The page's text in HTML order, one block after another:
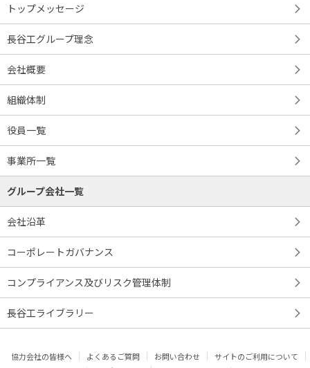
トップメッセージ
長谷工グループ理念
会社概要
組織体制
役員一覧
事業所一覧
グループ会社一覧
会社沿革
コーポレートガバナンス
コンプライアンス及びリスク管理体制
長谷工ライブラリー
協力会社の皆様へ よくあるご質問 お問い合わせ
サイトのご利用について